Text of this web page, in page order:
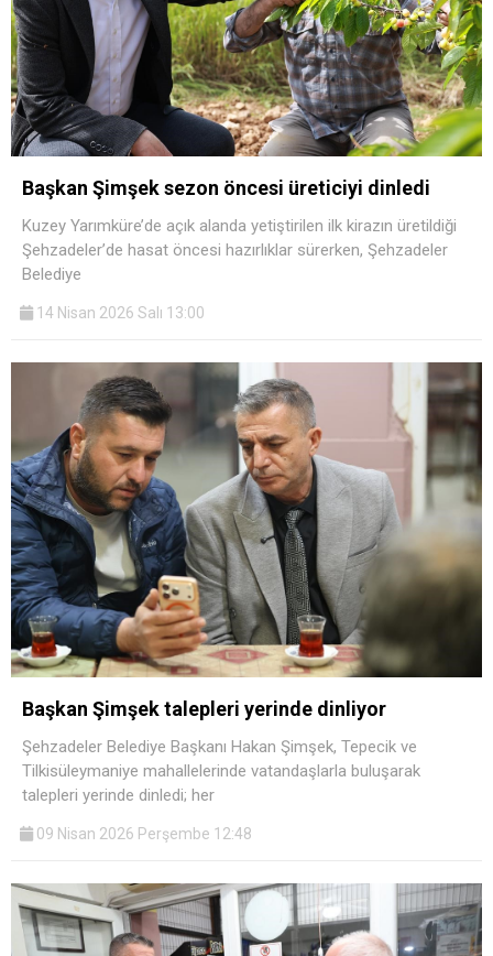
Başkan Şimşek sezon öncesi üreticiyi dinledi
Kuzey Yarımküre’de açık alanda yetiştirilen ilk kirazın üretildiği
Şehzadeler’de hasat öncesi hazırlıklar sürerken, Şehzadeler
Belediye
14 Nisan 2026 Salı 13:00
Başkan Şimşek talepleri yerinde dinliyor
Şehzadeler Belediye Başkanı Hakan Şimşek, Tepecik ve
Tilkisüleymaniye mahallelerinde vatandaşlarla buluşarak
talepleri yerinde dinledi; her
09 Nisan 2026 Perşembe 12:48